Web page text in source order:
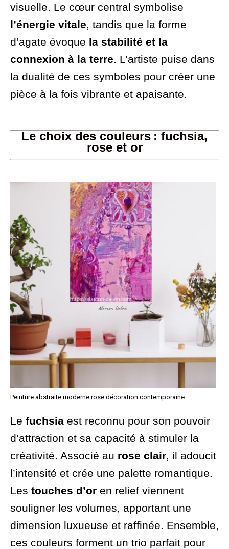
visuelle. Le cœur central symbolise
l’énergie vitale, tandis que la forme
d’agate évoque la stabilité et la
connexion à la terre. L’artiste puise dans
la dualité de ces symboles pour créer une
pièce à la fois vibrante et apaisante.
Le choix des couleurs : fuchsia,
rose et or
Peinture abstraite moderne rose décoration contemporaine
Le fuchsia est reconnu pour son pouvoir
d’attraction et sa capacité à stimuler la
créativité. Associé au rose clair, il adoucit
l’intensité et crée une palette romantique.
Les touches d’or en relief viennent
souligner les volumes, apportant une
dimension luxueuse et raffinée. Ensemble,
ces couleurs forment un trio parfait pour